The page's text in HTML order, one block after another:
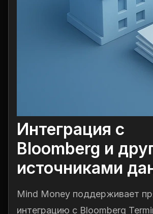
Интеграция с
Bloomberg и
источниками
Mind Money поддерживает
интеграцию с Bloomberg